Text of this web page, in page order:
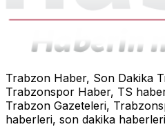
Trabzon Haber, Son Dakika
Trabzonspor Haber, TS
Trabzon Gazeteleri,
haberleri, son dakika